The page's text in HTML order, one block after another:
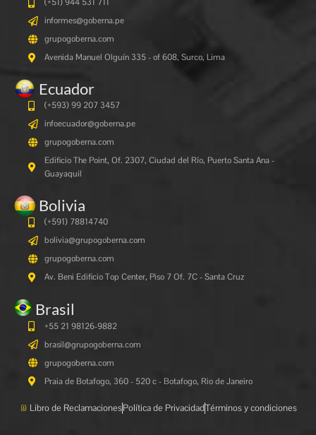
informes@goberna.pe
grupogoberna.com
Avenida Manuel Olguín 335 - of 608, Surco, Lima
Ecuador
(+593) 99 207 3457
infoecuador@goberna.pe
grupogoberna.com
Edificio The Point, Of. 2307, Ciudad del Río, Puerto Santa Ana -
Guayaquil
Bolivia
(+591) 78814740
bolivia@grupogoberna.com
grupogoberna.com
Av. Beni Edificio Top Center, Piso 7 Of. 7C - Santa Cruz
Brasil
+55 21 98126-9882
brasil@grupogoberna.com
grupogoberna.com
Praia de Botafogo, 360 - 520 c - Botafogo, Rio de Janeiro
Libro de ReclamacionesPolítica de PrivacidadTérminos y condiciones